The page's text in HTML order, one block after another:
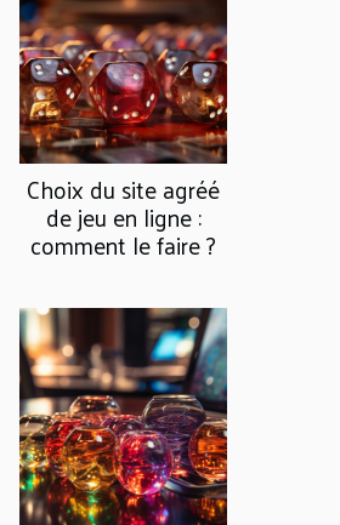
Choix du site agréé
de jeu en ligne :
comment le faire ?